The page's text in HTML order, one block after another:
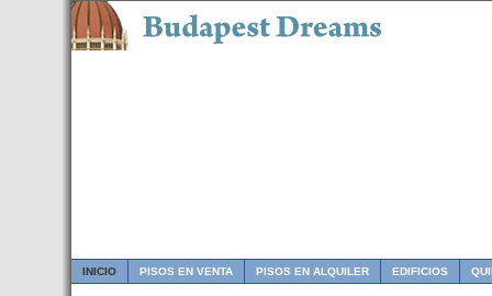
INICIO PISOS EN VENTA PISOS EN ALQUILER EDIFICIOS